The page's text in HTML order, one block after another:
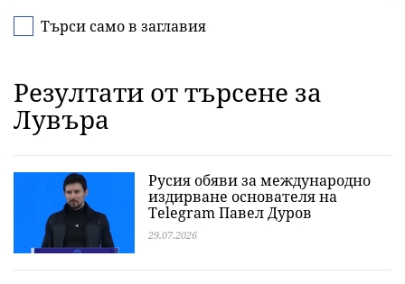
Търси само в заглавия
Резултати от търсене за
Лувъра
Русия обяви за международно
издирване основателя на
Telegram Павел Дуров
29.07.2026